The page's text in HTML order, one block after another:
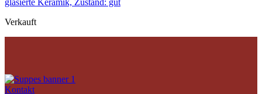
glasierte Keramik, Zustand: gut
Verkauft
Kontakt